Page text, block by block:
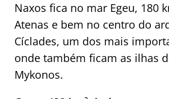
Naxos fica no mar Egeu, 180
Atenas e bem no centro do
Cíclades, um dos mais
onde também ficam as ilhas
Mykonos.